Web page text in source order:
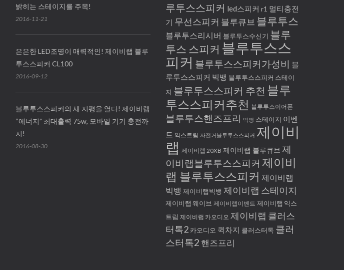
밝히는 스테이지를 주목!
2016-11-21
은은한 LED조명이 매력적인! 제이비랩 블루
투스스피커 CL100
2016-09-12
블루투스스피커의 새 지평을 열다! 제이비랩
“에너지” 최대출력 75w, 모바일 기기 충전까
지!
2016-08-30
루투스스피커 led스피커 r1 멀티충전
기 무선스피커 블루큐브 블루투스
블루투스리시버 블루투스수신기 블루
투스 스피커 블루투스스
피커 블루투스스피커가성비 블
루투스스피커 빅뱅 블루투스스피커 스테이
지 블루투스스피커 추천 블루
투스스피커추천 블루투스이어폰
블루투스핸즈프리 빅뱅 스테이지 이벤
트 익스트림 자전거블루투스스피커 제이비
랩 제이비랩 20XB 제이비랩 블루큐브 제
이비랩블루투스스피커 제이비
랩 블루투스스피커 제이비랩
빅뱅 제이비랩빅뱅 제이비랩 스테이지
제이비랩 웨이브 제이비랩이벤트 제이비랩 익스
트림 제이비랩 카오디오 제이비랩 클러스
터톡2 카오디오 퀵차지 클러스터톡 클러
스터톡2 핸즈프리